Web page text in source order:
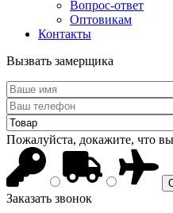
Вопрос-ответ
Оптовикам
Контакты
Вызвать замерщика
Пожалуйста, докажите, что
Заказать звонок